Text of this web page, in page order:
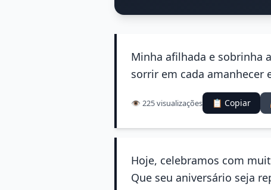
Minha afilhada e sobrinha
sorrir em cada amanhecer
👁️ 225 visualizações 📋 Copiar
Hoje, celebramos com
Que seu aniversário seja